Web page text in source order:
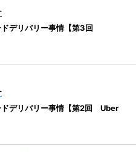
ドデリバリー事情【第3回
ドデリバリー事情【第2回 Uber